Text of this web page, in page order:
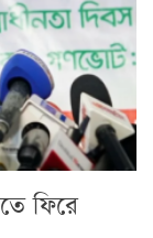
ফিরে